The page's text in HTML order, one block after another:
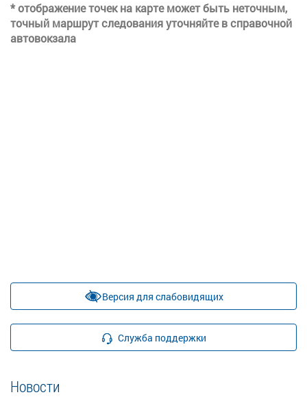
* отображение точек на карте может быть неточным,
точный маршрут следования уточняйте в справочной
автовокзала
Версия для слабовидящих
Служба поддержки
Новости